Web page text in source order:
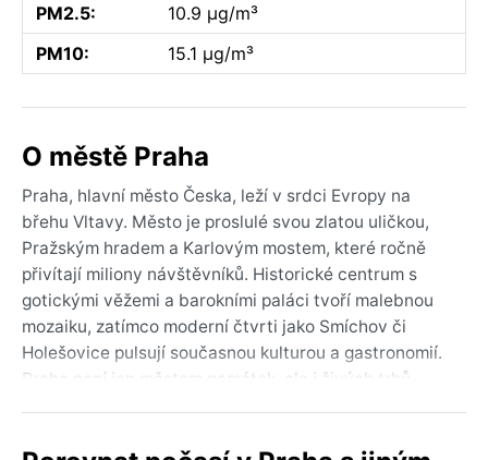
PM2.5:
10.9 µg/m³
PM10:
15.1 µg/m³
O městě Praha
Praha, hlavní město Česka, leží v srdci Evropy na
břehu Vltavy. Město je proslulé svou zlatou uličkou,
Pražským hradem a Karlovým mostem, které ročně
přivítají miliony návštěvníků. Historické centrum s
gotickými věžemi a barokními paláci tvoří malebnou
mozaiku, zatímco moderní čtvrti jako Smíchov či
Holešovice pulsují současnou kulturou a gastronomií.
Praha není jen městem památek, ale i živých trhů,